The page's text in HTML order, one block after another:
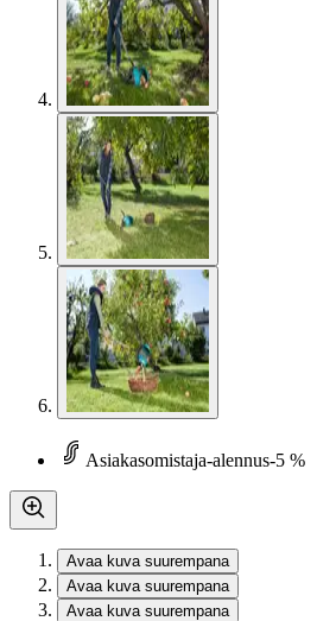
Asiakasomistaja-alennus-5 %
Avaa kuva suurempana
Avaa kuva suurempana
Avaa kuva suurempana